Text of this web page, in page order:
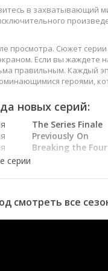
в захватывающий
просмотра. Сюжет
Если вы жаждете
правильным. Каждый
героями,
этим
новых серий:
The Series Finale
Previously On
Breaking the
Spooktacular!
Episode...
смотреть все